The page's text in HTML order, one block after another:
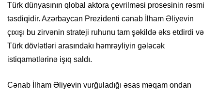
Türk dünyasının qlobal aktora çevrilməsi prosesinin rəsmi
təsdiqidir. Azərbaycan Prezidenti cənab İlham Əliyevin
çıxışı bu zirvənin strateji ruhunu tam şəkildə əks etdirdi və
Türk dövlətləri arasındakı həmrəyliyin gələcək
istiqamətlərinə işıq saldı.
Cənab İlham Əliyevin vurğuladığı əsas məqam ondan